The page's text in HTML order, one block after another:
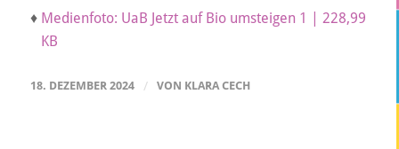
♦ Medienfoto: UaB Jetzt auf Bio umsteigen 1 | 228,99
KB
18. DEZEMBER 2024 / VON KLARA CECH